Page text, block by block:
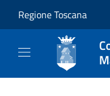
Regione Toscana